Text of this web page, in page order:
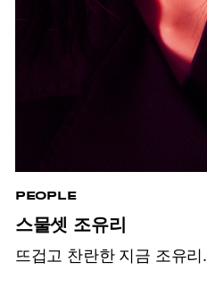
PEOPLE
스물셋 조유리
뜨겁고 찬란한 지금 조유리.